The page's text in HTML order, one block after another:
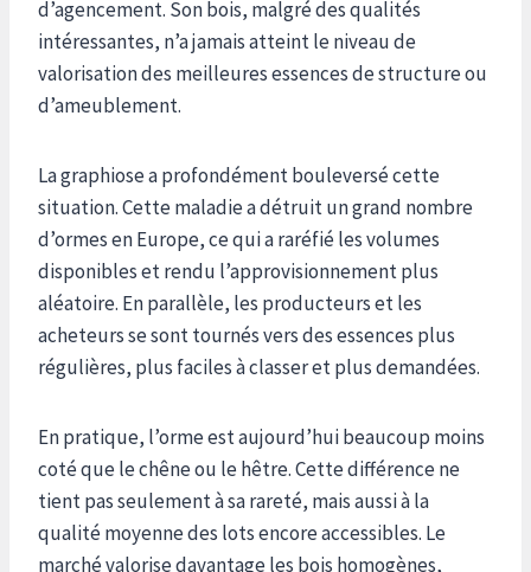
d’agencement. Son bois, malgré des qualités
intéressantes, n’a jamais atteint le niveau de
valorisation des meilleures essences de structure ou
d’ameublement.
La graphiose a profondément bouleversé cette
situation. Cette maladie a détruit un grand nombre
d’ormes en Europe, ce qui a raréfié les volumes
disponibles et rendu l’approvisionnement plus
aléatoire. En parallèle, les producteurs et les
acheteurs se sont tournés vers des essences plus
régulières, plus faciles à classer et plus demandées.
En pratique, l’orme est aujourd’hui beaucoup moins
coté que le chêne ou le hêtre. Cette différence ne
tient pas seulement à sa rareté, mais aussi à la
qualité moyenne des lots encore accessibles. Le
marché valorise davantage les bois homogènes,